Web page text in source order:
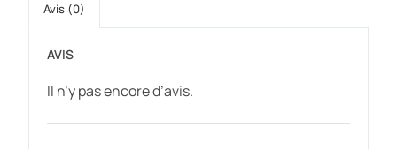
Avis (0)
AVIS
Il n’y pas encore d’avis.